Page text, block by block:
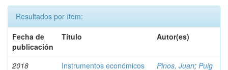
Resultados por ítem:
Fecha de
publicación
Título Autor(es)
2018 Instrumentos económicos Pinos, Juan; Puig